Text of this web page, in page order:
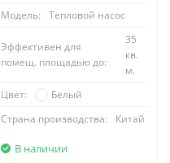
Модель: Тепловой насос
Эффективен для
помещ. площадью до:
35
кв.
м.
Цвет:
Белый
Страна производства:
Китай
В наличии